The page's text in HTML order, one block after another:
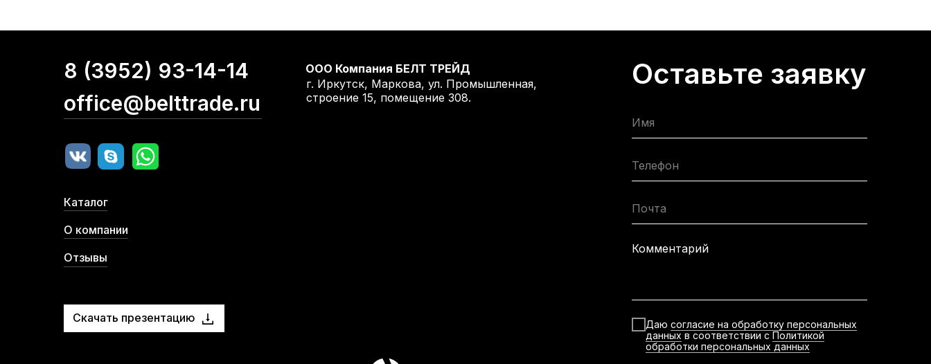
8 (3952) 93-14-14
office@belttrade.ru
г. Иркутск, Маркова, ул. Промышленная,
строение 15, помещение 308.
Оставьте заявку
Имя
Телефон
Почта
Комментарий
Даю согласие на обработку персональных
данных в соответствии с Политикой
обработки персональных данных
ООО Компания БЕЛТ ТРЕЙД
Каталог
О компании
Отзывы
Скачать презентацию